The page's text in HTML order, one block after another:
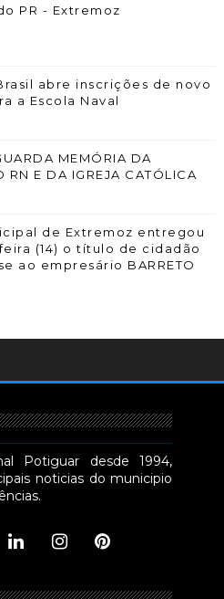
PR - Extremoz
abre inscrições de novo
a Escola Naval
MEMÓRIA DA
RN E DA IGREJA CATÓLICA
de Extremoz entregou
(14) o título de cidadão
ao empresário BARRETO
Potiguar desde 1994,
noticias do municipio